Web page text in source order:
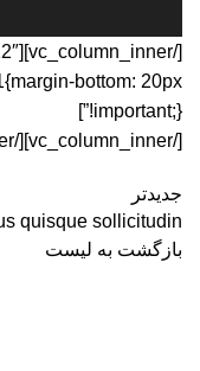
bottom: 20px
!important;}”]
[/vc_column_inner][/vc_row_inner][/vc_column][/vc_row]
جدیدتر
quisque sollicitudin
بازگشت به لیست